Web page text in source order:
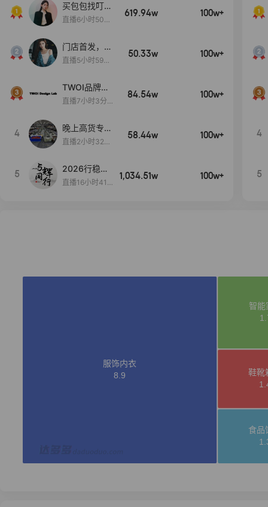
买包包找叮
当,一折购！
直播6小时50分
619.94w 100w+
门店首发，秋
款大上新！！
直播5小时59分
50.33w 100w+
TWOI品牌直
播间新款上
直播7小时3分5
84.54w 100w+
4
晚上高货专场
大放漏
直播2小时32分
58.44w 100w+
5
2026行稳致
远
直播16小时41
1,034.51w 100w+
4
5